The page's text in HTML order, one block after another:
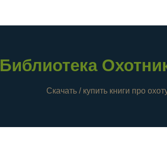
Библиотека
Скачать / купить книги про